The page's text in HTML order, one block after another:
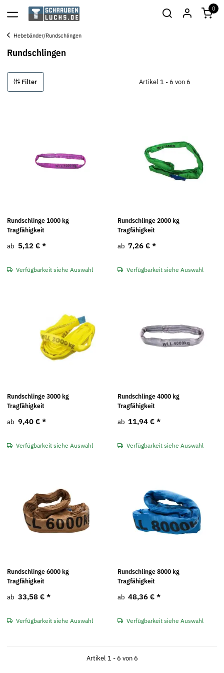
0
Hebebänder/Rundschlingen
Rundschlingen
Filter Artikel 1 - 6 von 6
Rundschlinge 1000 kg
Tragfähigkeit
ab 5,12 € *
Verfügbarkeit siehe Auswahl
Rundschlinge 2000 kg
Tragfähigkeit
ab 7,26 € *
Verfügbarkeit siehe Auswahl
Rundschlinge 3000 kg
Tragfähigkeit
ab 9,40 € *
Verfügbarkeit siehe Auswahl
Rundschlinge 4000 kg
Tragfähigkeit
ab 11,94 € *
Verfügbarkeit siehe Auswahl
Rundschlinge 6000 kg
Tragfähigkeit
ab 33,58 € *
Verfügbarkeit siehe Auswahl
Rundschlinge 8000 kg
Tragfähigkeit
ab 48,36 € *
Verfügbarkeit siehe Auswahl
Artikel 1 - 6 von 6